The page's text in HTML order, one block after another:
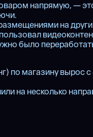
напрямую, —
на
было
по магазину
на несколько